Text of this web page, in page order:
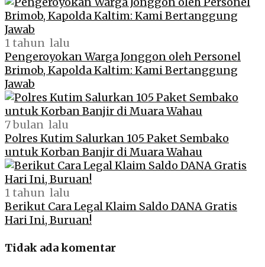
1 tahun lalu
Pengeroyokan Warga Jonggon oleh Personel
Brimob, Kapolda Kaltim: Kami Bertanggung
Jawab
7 bulan lalu
Polres Kutim Salurkan 105 Paket Sembako
untuk Korban Banjir di Muara Wahau
1 tahun lalu
Berikut Cara Legal Klaim Saldo DANA Gratis
Hari Ini, Buruan!
Tidak ada komentar